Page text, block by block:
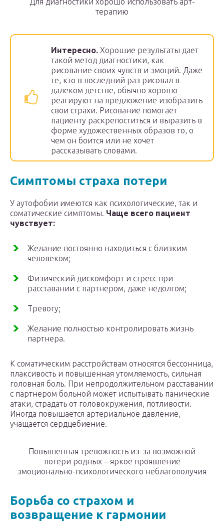
терапию
Интересно. Хорошие результаты дает
такой метод диагностики, как
рисование своих чувств и эмоций. Даже
те, кто в последний раз рисовал в
далеком детстве, обычно хорошо
реагируют на предложение изобразить
свои страхи. Рисование помогает
пациенту раскрепоститься и выразить в
форме художественных образов то, о
чем он боится или не хочет
рассказывать словами.
Симптомы страха потери
У аутофобии имеются как психологические, так и
соматические симптомы. Чаще всего пациент
чувствует:
Желание постоянно находиться с близким
человеком;
Физический дискомфорт и стресс при
расставании с партнером, даже недолгом;
Тревогу;
Желание полностью контролировать жизнь
партнера.
К соматическим расстройствам относятся бессонница,
плаксивость и повышенная утомляемость, сильная
головная боль. При непродолжительном расставании
с партнером больной может испытывать панические
атаки, страдать от головокружения, потливости.
Иногда повышается артериальное давление,
учащается сердцебиение.
Повышенная тревожность из-за возможной
потери родных – яркое проявление
эмоционально-психологического неблагополучия
Борьба со страхом и
возвращение к гармонии